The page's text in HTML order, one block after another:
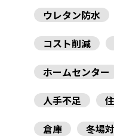
ウレタン防水
コスト削減
ホームセンター
人手不足
倉庫
冬場